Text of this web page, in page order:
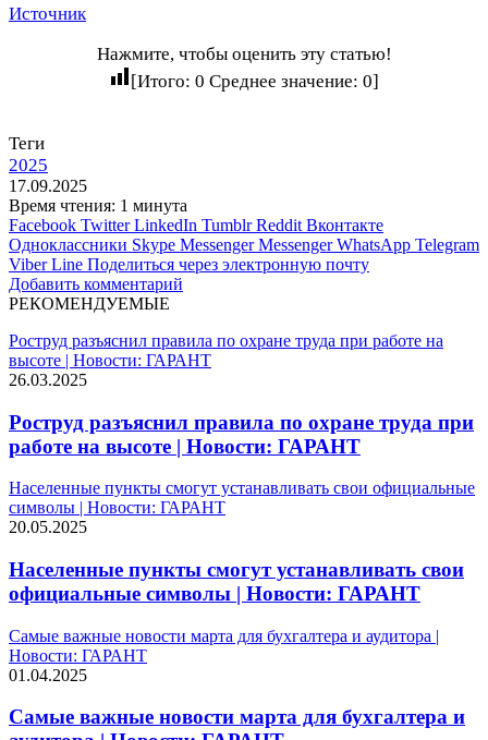
Источник
Нажмите, чтобы оценить эту статью!
[Итого: 0 Среднее значение: 0]
Теги
2025
17.09.2025
Время чтения: 1 минута
Facebook Twitter LinkedIn Tumblr Reddit Вконтакте
Одноклассники Skype Messenger Messenger WhatsApp Telegram
Viber Line Поделиться через электронную почту
Добавить комментарий
РЕКОМЕНДУЕМЫЕ
Роструд разъяснил правила по охране труда при работе на
высоте | Новости: ГАРАНТ
26.03.2025
Роструд разъяснил правила по охране труда при
работе на высоте | Новости: ГАРАНТ
Населенные пункты смогут устанавливать свои официальные
символы | Новости: ГАРАНТ
20.05.2025
Населенные пункты смогут устанавливать свои
официальные символы | Новости: ГАРАНТ
Самые важные новости марта для бухгалтера и аудитора |
Новости: ГАРАНТ
01.04.2025
Самые важные новости марта для бухгалтера и